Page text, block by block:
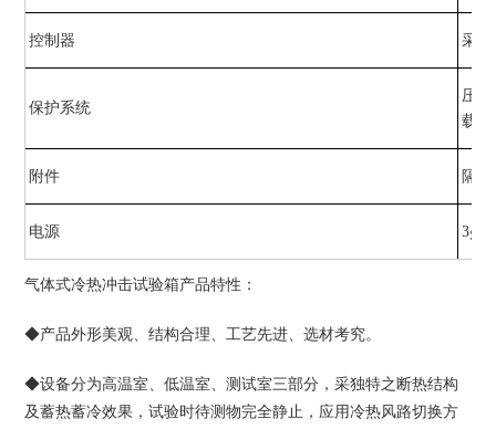
控制器 采用
保护系统
压
载、
附件 隔
电源
气体式冷热冲击试验箱产品特性：
◆产品外形美观、结构合理、工艺先进、选材考究。
◆设备分为高温室、低温室、测试室三部分，采独特之断热结构
及蓄热蓄冷效果，试验时待测物完全静止，应用冷热风路切换方